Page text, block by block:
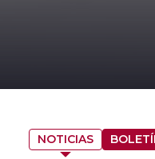
NOTICIAS